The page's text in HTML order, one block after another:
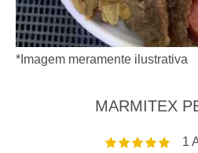
*Imagem meramente ilustrativa
MARMITEX
1